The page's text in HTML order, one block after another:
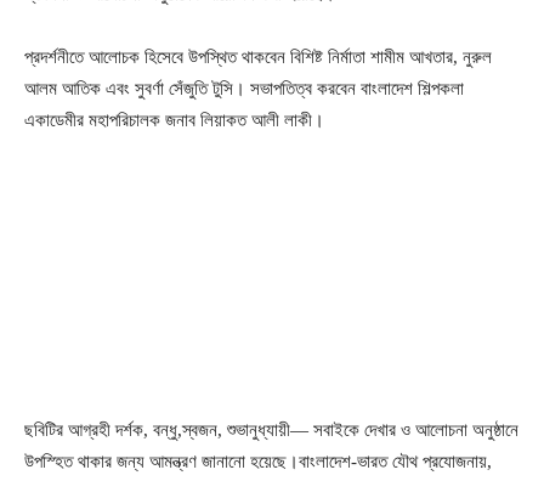
প্রদর্শনীতে আলোচক হিসেবে উপস্থিত থাকবেন বিশিষ্ট নির্মাতা শামীম আখতার, নুরুল
আলম আতিক এবং সুবর্ণা সেঁজুতি টুসি। সভাপতিত্ব করবেন বাংলাদেশ শিল্পকলা
একাডেমীর মহাপরিচালক জনাব লিয়াকত আলী লাকী।
ছবিটির আগ্রহী দর্শক, বন্ধু,স্বজন, শুভানুধ্যায়ী— সবাইকে দেখার ও আলোচনা অনুষ্ঠানে
উপস্হিত থাকার জন্য আমন্ত্রণ জানানো হয়েছে।বাংলাদেশ-ভারত যৌথ প্রযোজনায়,